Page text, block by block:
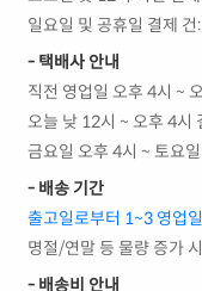
일요일 및 공휴일 결제
- 택배사 안내
직전 영업일 오후 4시 ~
오늘 낮 12시 ~ 오후 4시
금요일 오후 4시 ~ 토요
- 배송 기간
출고일로부터 1~3 영업
명절/연말 등 물량 증가
- 배송비 안내